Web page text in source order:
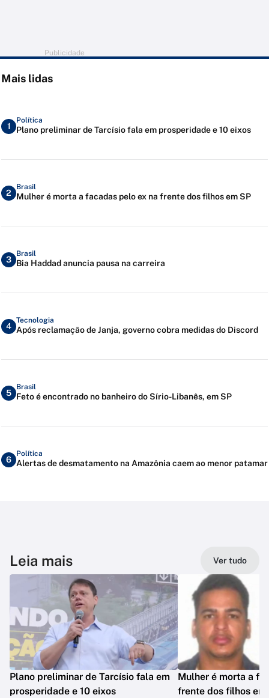
Publicidade
Mais lidas
1
Política
Plano preliminar de Tarcísio fala em prosperidade e 10 eixos
2
Brasil
Mulher é morta a facadas pelo ex na frente dos filhos em SP
3
Brasil
Bia Haddad anuncia pausa na carreira
4
Tecnologia
Após reclamação de Janja, governo cobra medidas do Discord
5
Brasil
Feto é encontrado no banheiro do Sírio-Libanês, em SP
6
Política
Alertas de desmatamento na Amazônia caem ao menor patamar
Leia mais Ver tudo
Plano preliminar de Tarcísio fala em
prosperidade e 10 eixos
Mulher é morta a
frente dos filhos em